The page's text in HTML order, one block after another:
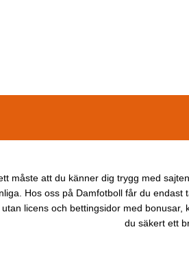
måste att du känner dig trygg med
Hos oss på Damfotboll får du
licens och bettingsidor med
du säkert ett